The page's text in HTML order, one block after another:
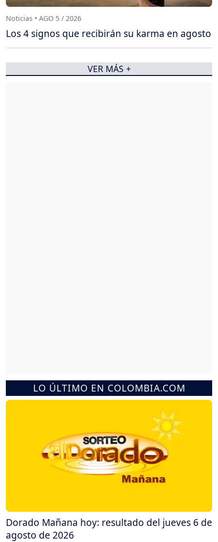
LO ÚLTIMO EN COLOMBIA.COM
Dorado Mañana hoy: resultado del jueves 6 de
agosto de 2026
Noticias • AGO 5 / 2026
Los 4 signos que recibirán su karma en agosto
VER MÁS +